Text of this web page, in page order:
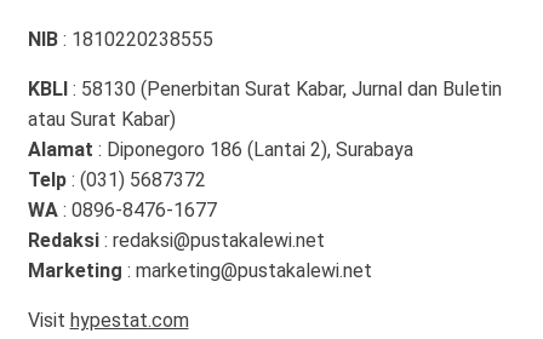
NIB : 1810220238555
KBLI : 58130 (Penerbitan Surat Kabar, Jurnal dan Buletin
atau Surat Kabar)
Alamat : Diponegoro 186 (Lantai 2), Surabaya
Telp: (031) 5687372
WA: 0896-8476-1677
Redaksi: redaksi@pustakalewi.net
Marketing : marketing@pustakalewi.net
Visit hypestat.com